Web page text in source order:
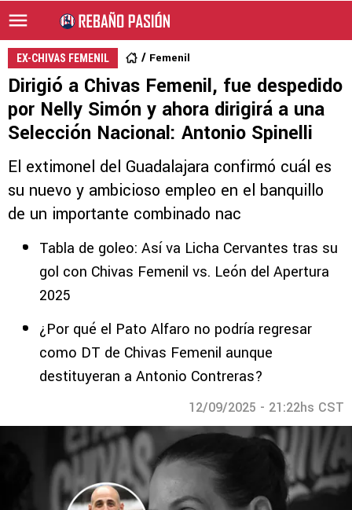
EX-CHIVAS FEMENIL Femenil
Dirigió a Chivas Femenil, fue despedido
por Nelly Simón y ahora dirigirá a una
Selección Nacional: Antonio Spinelli
El extimonel del Guadalajara confirmó cuál es
su nuevo y ambicioso empleo en el banquillo
de un importante combinado nac
Tabla de goleo: Así va Licha Cervantes tras su
gol con Chivas Femenil vs. León del Apertura
2025
¿Por qué el Pato Alfaro no podría regresar
como DT de Chivas Femenil aunque
destituyeran a Antonio Contreras?
12/09/2025 - 21:22hs CST